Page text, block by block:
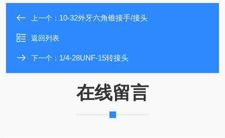
上一个： 10-32外牙六角锥接手/接头
返回列表
下一个： 1/4-28UNF-15转接头
在线留言